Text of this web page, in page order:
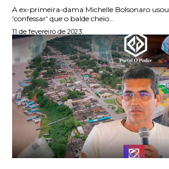
A ex-primeira-dama Michelle Bolsonaro usou
'confessar' que o balde cheio...
11 de fevereiro de 2023